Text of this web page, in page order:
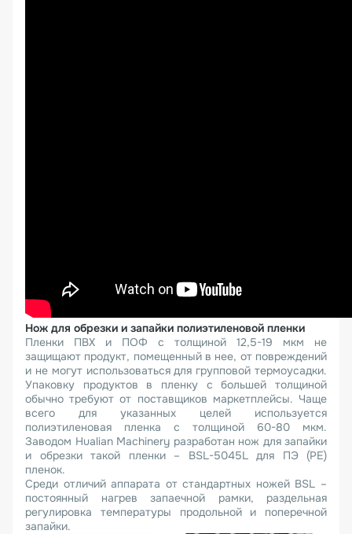
Нож для обрезки и запайки полиэтиленовой пленки
Пленки ПВХ и ПОФ с толщиной 12,5-19 мкм не
защищают продукт, помещенный в нее, от повреждений
и не могут использоваться для групповой термоусадки.
Упаковку продуктов в пленку с большей толщиной
обычно требуют от поставщиков маркетплейсы. Чаще
всего для указанных целей используется
полиэтиленовая пленка с толщиной 60-80 мкм.
Заводом Hualiаn Machinery разработан нож для запайки
и обрезки такой пленки – BSL-5045L для ПЭ (PE)
пленок.
Среди отличий аппарата от стандартных ножей BSL –
постоянный нагрев запаечной рамки, раздельная
регулировка температуры продольной и поперечной
запайки.